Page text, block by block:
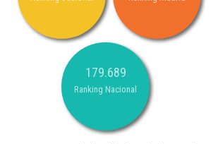
179.689
Ranking Nacional